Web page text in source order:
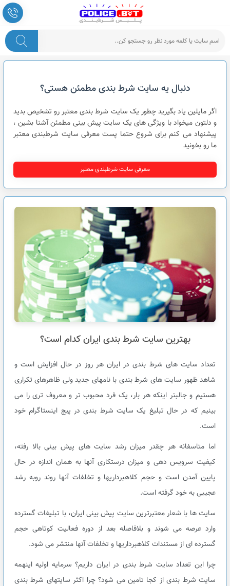
دنبال یه سایت شرط بندی مطمئن هستی؟
اگر مایلین یاد بگیرید چطور یک سایت شرط بندی معتبر رو تشخیص بدید
و دلتون میخواد با ویژگی های یک سایت پیش بینی مطمئن آشنا بشین ،
پیشنهاد می کنم برای شروع حتما پست معرفی سایت شرطبندی معتبر
ما رو بخونید
معرفی سایت شرطبندی معتبر
بهترین سایت شرط بندی ایران کدام است؟
تعداد سایت های شرط بندی در ایران هر روز در حال افزایش است و
شاهد ظهور سایت های شرط بندی با نامهای جدید ولی ظاهرهای تکراری
هستیم و جالبتر اینکه هر بار، یک فرد محبوب تر و معروف تری را می
بینیم که در حال تبلیغ یک سایت شرط بندی در پیج اینستاگرام خود
است.
اما متاسفانه هر چقدر میزان رشد سایت های پیش بینی بالا رفته،
کیفیت سرویس دهی و میزان درستکاری آنها به همان اندازه در حال
پایین آمدن است و حجم کلاهبرداریها و تخلفات آنها روند روبه رشد
عجیبی به خود گرفته است.
سایت ها با شعار معتبرترین سایت پیش بینی ایران، با تبلیغات گسترده
وارد عرصه می شوند و بلافاصله بعد از دوره فعالیت کوتاهی حجم
گسترده ای از مستندات کلاهبرداریها و تخلفات آنها منتشر می شود.
چرا این تعداد سایت شرط بندی در ایران داریم؟ سرمایه اولیه اینهمه
سایت شرط بندی از کجا تامین می شود؟ چرا اکثر سایتهای شرط بندی